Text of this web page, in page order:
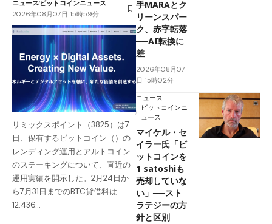
ニュースビットコインニュース
2026年08月07日 15時59分
リミックスポイント（3825）は7
日、保有するビットコイン（）の
レンディング運用とアルトコイン
のステーキングについて、直近の
運用実績を開示した。2月24日か
ら7月31日までのBTC貸借料は
12.436…
手MARAとク
リーンスパー
ク、赤字転落
──AI転換に
差
2026年08月07
日 15時02分
ニュース
ビットコインニ
ュース
マイケル・セ
イラー氏「ビ
ットコインを
1 satoshiも
売却していな
い」──スト
ラテジーの方
針と区別